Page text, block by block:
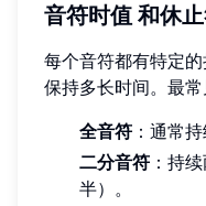
音符时值 和休
每个音符都有特定
保持多长时间。最常
全音符 ：通常
二分音符 ：持
半）。